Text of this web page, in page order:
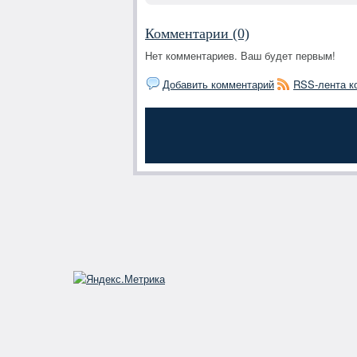
Комментарии (0)
Нет комментариев. Ваш будет первым!
Добавить комментарий
RSS-лента